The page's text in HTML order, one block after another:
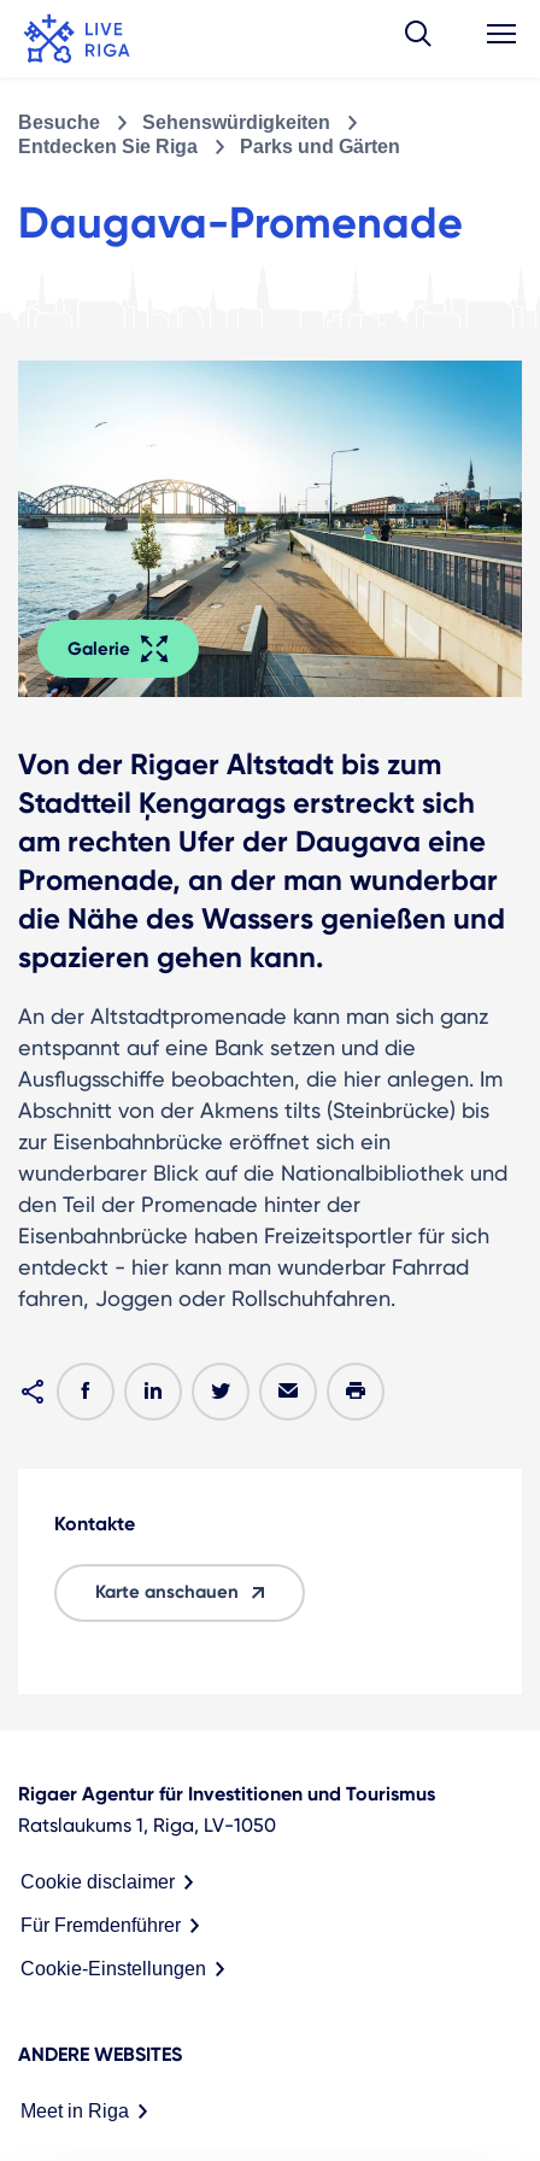
Besuche
Sehenswürdigkeiten
Entdecken Sie Riga
Parks und Gärten
Daugava-Promenade
Galerie
Von der Rigaer Altstadt bis zum
Stadtteil Ķengarags erstreckt sich
am rechten Ufer der Daugava eine
Promenade, an der man wunderbar
die Nähe des Wassers genießen und
spazieren gehen kann.
An der Altstadtpromenade kann man sich ganz
entspannt auf eine Bank setzen und die
Ausflugsschiffe beobachten, die hier anlegen. Im
Abschnitt von der Akmens tilts (Steinbrücke) bis
zur Eisenbahnbrücke eröffnet sich ein
wunderbarer Blick auf die Nationalbibliothek und
den Teil der Promenade hinter der
Eisenbahnbrücke haben Freizeitsportler für sich
entdeckt - hier kann man wunderbar Fahrrad
fahren, Joggen oder Rollschuhfahren.
Kontakte
Karte anschauen
Rigaer Agentur für Investitionen und Tourismus
Ratslaukums 1, Riga, LV-1050
Cookie disclaimer
Für Fremdenführer
Cookie-Einstellungen
ANDERE WEBSITES
Meet in Riga